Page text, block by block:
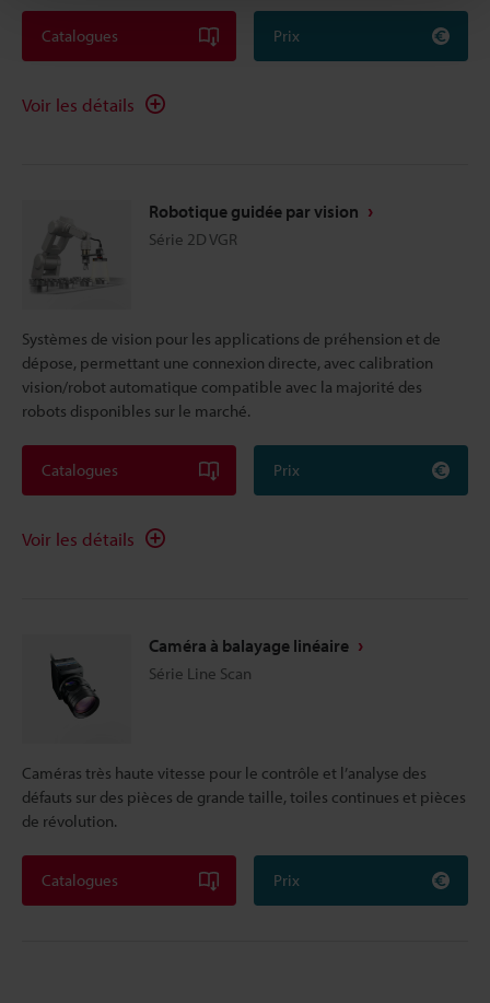
Catalogues Prix
Voir les détails
Robotique guidée par vision
Série 2D VGR
Systèmes de vision pour les applications de préhension et de
dépose, permettant une connexion directe, avec calibration
vision/robot automatique compatible avec la majorité des
robots disponibles sur le marché.
Catalogues Prix
Voir les détails
Caméra à balayage linéaire
Série Line Scan
Caméras très haute vitesse pour le contrôle et l’analyse des
défauts sur des pièces de grande taille, toiles continues et pièces
de révolution.
Catalogues Prix